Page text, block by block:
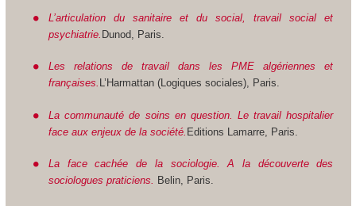
L’articulation du sanitaire et du social, travail social et
psychiatrie. Dunod, Paris.
Les relations de travail dans les PME algériennes et
françaises. L’Harmattan (Logiques sociales), Paris.
La communauté de soins en question. Le travail hospitalier
face aux enjeux de la société. Editions Lamarre, Paris.
La face cachée de la sociologie. A la découverte des
sociologues praticiens. Belin, Paris.